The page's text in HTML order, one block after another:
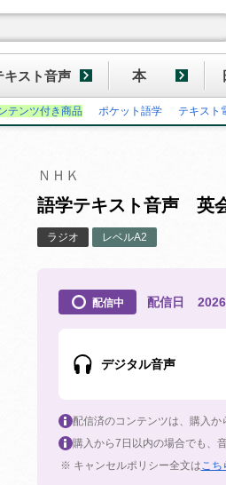
キスト音声 本
テンツ付き商品 ポケット語学 テキスト
ＮＨＫ
語学テキスト音声 英
ラジオ レベルA2
配信中 配信日
デジタル音声
配信済のコンテンツは、購入か
購入から7日以内の場合でも、
※ キャンセルポリシー全文はこち